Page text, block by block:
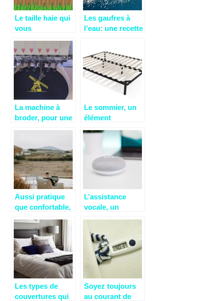
Le taille haie qui
vous
comment le
savoir?
Les gaufres à
l’eau: une recette
La machine à
broder, pour une
Le sommier, un
élément
un total confort
durant votre
sommeil
Aussi pratique
que confortable,
accessoire
douillet
L’assistance
vocale, un
différentes
recherches
Les types de
couvertures qui
Soyez toujours
au courant de